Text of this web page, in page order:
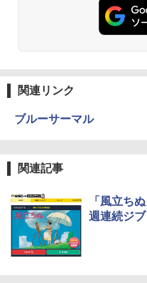
関連リンク
ブルーサーマル
関連記事
「風立ち
週連続ジ